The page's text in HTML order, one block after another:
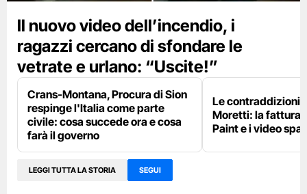
Il nuovo video dell’incendio, i
ragazzi cercano di sfondare le
vetrate e urlano: “Uscite!”
Crans-Montana, Procura di Sion
respinge l'Italia come parte
civile: cosa succede ora e cosa
farà il governo
Le contraddizioni
Moretti: la fattura
Paint e i video
LEGGI TUTTA LA STORIA SEGUI